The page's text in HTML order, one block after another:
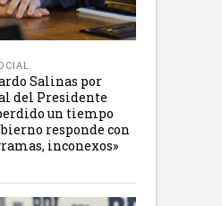
Salinas por
del Presidente
un tiempo
responde con
inconexos»